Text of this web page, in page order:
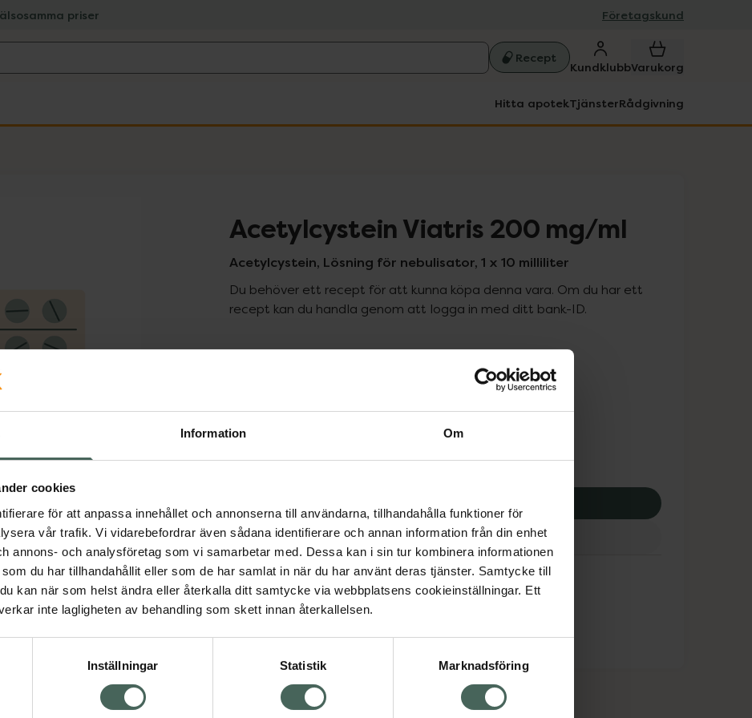
Information Om
cookies
för att anpassa innehållet och annonserna till användarna, tillhandahålla funktioner för
vår trafik. Vi vidarebefordrar även sådana identifierare och annan information från din enhet
annons- och analysföretag som vi samarbetar med. Dessa kan i sin tur kombinera informationen
du har tillhandahållit eller som de har samlat in när du har använt deras tjänster. Samtycke till
kan när som helst ändra eller återkalla ditt samtycke via webbplatsens cookieinställningar. Ett
inte lagligheten av behandling som skett innan återkallelsen.
Inställningar Statistik Marknadsföring
priser Företagskund
Recept
KundklubbVarukorg
Hitta apotekTjänsterRådgivning
Acetylcystein Viatris 200 mg/ml
Acetylcystein, Lösning för nebulisator, 1 x 10 milliliter
Du behöver ett recept för att kunna köpa denna vara. Om du har ett
recept kan du handla genom att logga in med ditt bank-ID.
Pris med recept
Högkostnadsskyddet gäller
203,61 kr
I apotek:203,61 kr
Köp via ditt recept
Aktuella erbjudanden
Visa
Om recept och läkemedel